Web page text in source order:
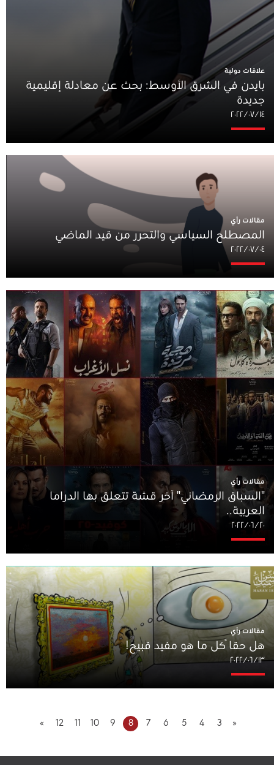
علاقات دولية
بايدن في الشرق الأوسط: بحث عن معادلة إقليمية
جديدة
١٤‏/٠٧‏/٢٠٢٢
مقالات رأي
المصطلح السياسي والتحرر من قيد الماضي
٠٤‏/٠٧‏/٢٠٢٢
مقالات رأي
"السباق الرمضاني" آخر قشة تتعلق بها الدراما
العربية..
٢٠‏/٠٦‏/٢٠٢٢
مقالات رأي
هل حقاً كل ما هو مفيد قبيح!
١٣‏/٠٦‏/٢٠٢٢
«
3
4
5
6
7
8
9
10
11
12
»